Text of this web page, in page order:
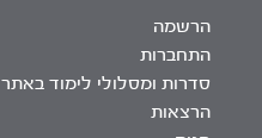
הרשמה
התחברות
סדרות ומסלולי לימוד באתר
הרצאות